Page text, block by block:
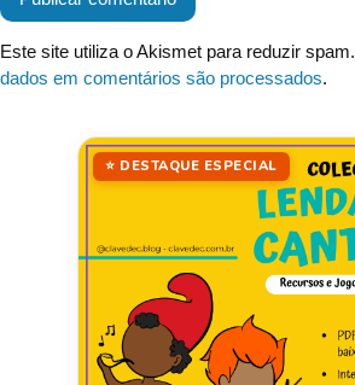
Este site utiliza o Akismet para reduzir spam.
dados em comentários são processados.
⭐ DESTAQUE ESPECIAL